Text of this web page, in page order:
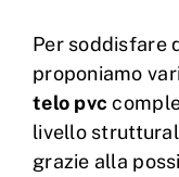
Per soddisfare
proponiamo
telo pvc
livello
grazie alla